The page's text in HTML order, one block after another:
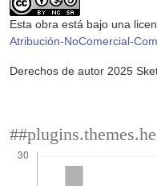
Esta obra está bajo una
Atribución-NoComercial-
Derechos de autor 2025